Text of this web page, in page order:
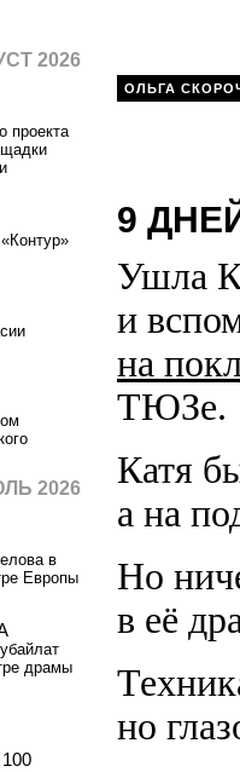
ОЛЬГА
9
Ушла
и
на
ТЮЗе.
Катя
а на
Но
в её
но
2026
проекта
2026
в
Европы
драмы